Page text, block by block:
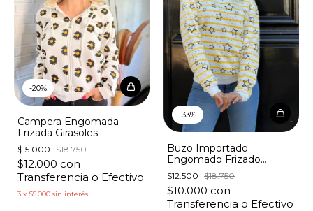
-20%
Campera Engomada
Frizada Girasoles
$15.000 $18.750
$12.000 con
Transferencia o Efectivo
3 x $5.000 sin interés
-33%
Buzo Importado
Engomado Frizado
Estampado Rayado con
Estrellas
$12.500 $18.750
$10.000 con
Transferencia o Efectivo